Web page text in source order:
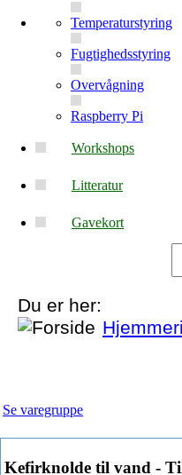
Temperaturstyring
Fugtighedsstyring
Overvågning
Raspberry Pi
Workshops
Litteratur
Gavekort
Du er her:
Se varegruppe
Kefirknolde til vand -